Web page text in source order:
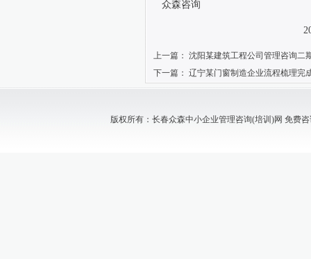
众森咨询
上一篇： 沈阳某建筑工程公司管理咨询二
下一篇： 辽宁某门窗制造企业流程梳理完
版权所有：长春众森中小企业管理咨询(培训)网 免费咨